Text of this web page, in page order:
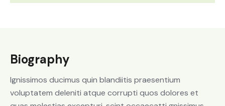
Biography
Ignissimos ducimus quin blandiitis praesentium
voluptatem deleniti atque corrupti quos dolores et